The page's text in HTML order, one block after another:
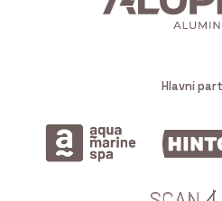
Hlavní